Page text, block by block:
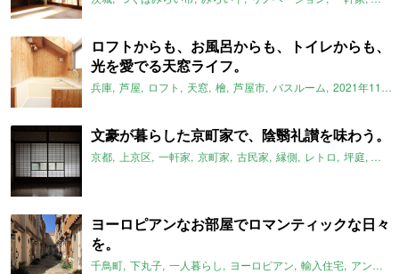
ロフトからも、お風呂からも、トイレからも、
光を愛でる天窓ライフ。
兵庫 芦屋 ロフト 天窓 檜 芦屋市 バスルーム 2021年11月のおすすめ
文豪が暮らした京町家で、陰翳礼讃を味わう。
京都 上京区 一軒家 京町家 古民家 縁側 レトロ 坪庭 文豪
ヨーロピアンなお部屋でロマンティックな日々
を。
千鳥町 下丸子 一人暮らし ヨーロピアン 輸入住宅 アンティーク